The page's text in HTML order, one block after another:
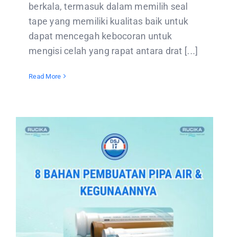
berkala, termasuk dalam memilih seal
tape yang memiliki kualitas baik untuk
dapat mencegah kebocoran untuk
mengisi celah yang rapat antara drat [...]
Read More